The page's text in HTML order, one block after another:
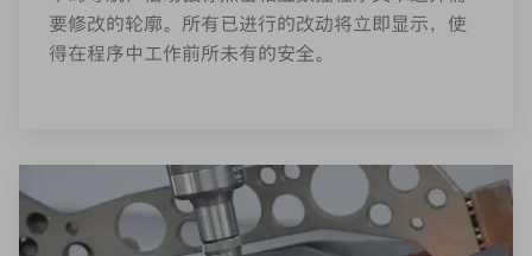
要修改的轮廓。所有已进行的改动将立即显示，使
得在程序中工作前所未有的安全。